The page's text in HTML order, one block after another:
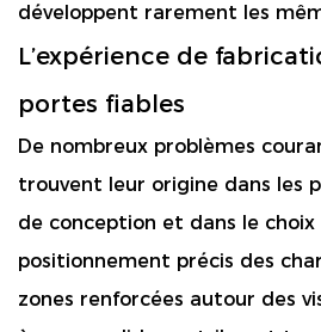
développent rarement les
L’expérience de
portes fiables
De nombreux problèmes
trouvent leur origine dans les
de conception et dans le
positionnement précis des
zones renforcées autour des